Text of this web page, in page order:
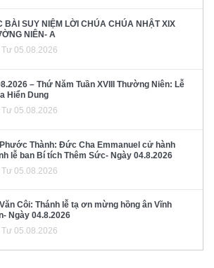
BÀI SUY NIỆM LỜI CHÚA CHÚA NHẬT XIX
NIÊN- A
05.08.2026
– Thứ Năm Tuần XVIII Thường Niên: Lễ
Hiển Dung
05.08.2026
Thành: Đức Cha Emmanuel cử hành
lễ ban Bí tích Thêm Sức- Ngày 04.8.2026
05.08.2026
Côi: Thánh lễ tạ ơn mừng hồng ân Vĩnh
Ngày 04.8.2026
05.08.2026